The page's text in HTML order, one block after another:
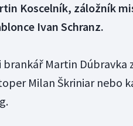
Koscelník, záložník
Ivan Schranz.
Martin Dúbravka
Milan Škriniar nebo